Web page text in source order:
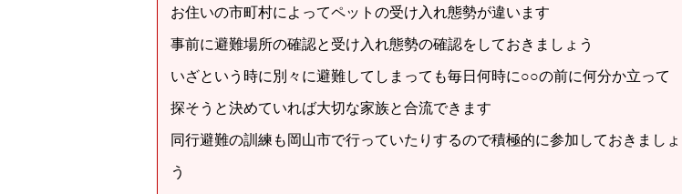
お住いの市町村によってペットの受け入れ態勢が違います
事前に避難場所の確認と受け入れ態勢の確認をしておきましょう
いざという時に別々に避難してしまっても毎日何時に○○の前に何分か立って
探そうと決めていれば大切な家族と合流できます
同行避難の訓練も岡山市で行っていたりするので積極的に参加しておきましょ
う